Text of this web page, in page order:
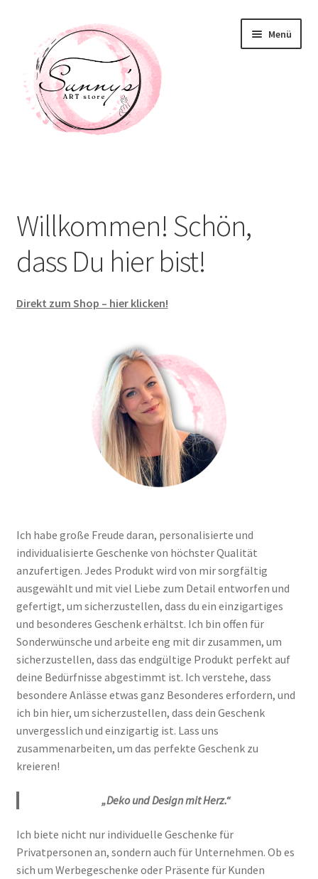
Navigation
springen
Inhalt
springen
Menü
Shop
Taschen / Accessoirs
Deko / Home
Unternehmen / Referenzen
Willkommen! Schön,
dass Du hier bist!
Direkt zum Shop – hier klicken!
Ich habe große Freude daran, personalisierte und
individualisierte Geschenke von höchster Qualität
anzufertigen. Jedes Produkt wird von mir sorgfältig
ausgewählt und mit viel Liebe zum Detail entworfen und
gefertigt, um sicherzustellen, dass du ein einzigartiges
und besonderes Geschenk erhältst. Ich bin offen für
Sonderwünsche und arbeite eng mit dir zusammen, um
sicherzustellen, dass das endgültige Produkt perfekt auf
deine Bedürfnisse abgestimmt ist. Ich verstehe, dass
besondere Anlässe etwas ganz Besonderes erfordern, und
ich bin hier, um sicherzustellen, dass dein Geschenk
unvergesslich und einzigartig ist. Lass uns
zusammenarbeiten, um das perfekte Geschenk zu
kreieren!
„Deko und Design mit Herz.“
Ich biete nicht nur individuelle Geschenke für
Privatpersonen an, sondern auch für Unternehmen. Ob es
sich um Werbegeschenke oder Präsente für Kunden